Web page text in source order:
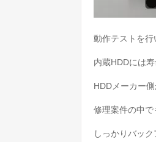
動作テストを行
内蔵HDDには
HDDメーカー
修理案件の中
しっかりバッ